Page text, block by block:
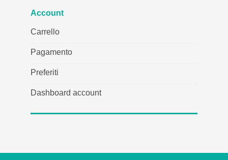
Account
Carrello
Pagamento
Preferiti
Dashboard account